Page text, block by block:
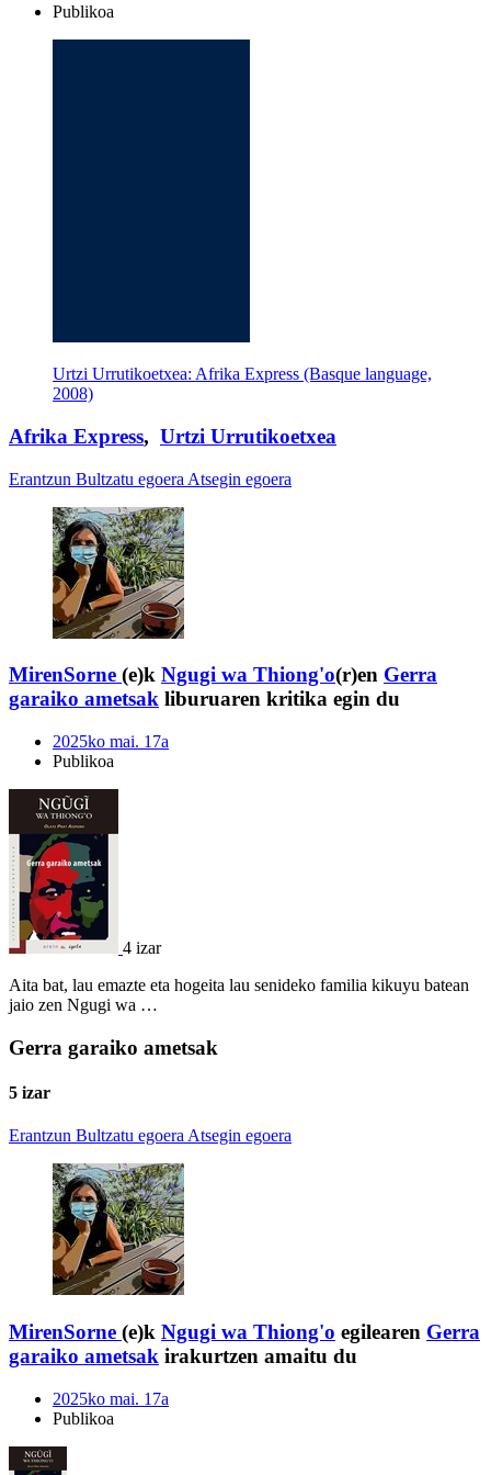
Publikoa
Urtzi Urrutikoetxea: Afrika Express (Basque language,
2008)
Afrika Express, Urtzi Urrutikoetxea
Erantzun Bultzatu egoera Atsegin egoera
MirenSorne (e)k Ngugi wa Thiong'o(r)en Gerra
garaiko ametsak liburuaren kritika egin du
2025ko mai. 17a
Publikoa
4 izar
Aita bat, lau emazte eta hogeita lau senideko familia kikuyu batean
jaio zen Ngugi wa …
Gerra garaiko ametsak
5 izar
Erantzun Bultzatu egoera Atsegin egoera
MirenSorne (e)k Ngugi wa Thiong'o egilearen Gerra
garaiko ametsak irakurtzen amaitu du
2025ko mai. 17a
Publikoa